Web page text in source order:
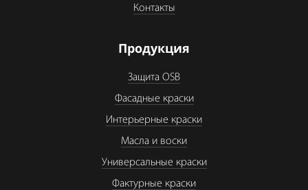
Контакты
Продукция
Защита OSB
Фасадные краски
Интерьерные краски
Масла и воски
Универсальные краски
Фактурные краски